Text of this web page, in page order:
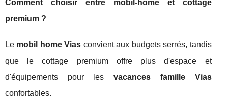
Comment choisir entre mobil-home et cottage
premium ?
Le mobil home Vias convient aux budgets serrés, tandis
que le cottage premium offre plus d'espace et
d'équipements pour lesvacances famille Vias
confortables.